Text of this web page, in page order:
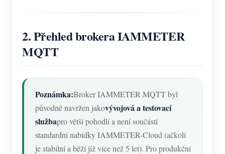
2. Přehled brokera IAMMETER
MQTT
Poznámka:Broker IAMMETER MQTT byl
původně navržen jakovývojová a testovací
službapro větší pohodlí a není součástí
standardní nabídky IAMMETER-Cloud (ačkoli
je stabilní a běží již více než 5 let). Pro produkční